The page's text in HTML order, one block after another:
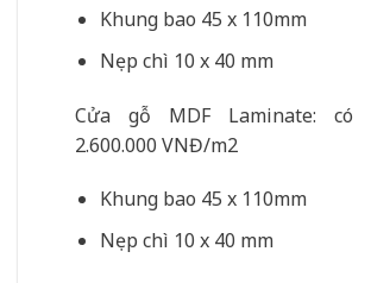
Khung bao 45 x 110mm
Nẹp chì 10 x 40 mm
Cửa gỗ MDF Laminate: có
2.600.000 VNĐ/m2
Khung bao 45 x 110mm
Nẹp chì 10 x 40 mm